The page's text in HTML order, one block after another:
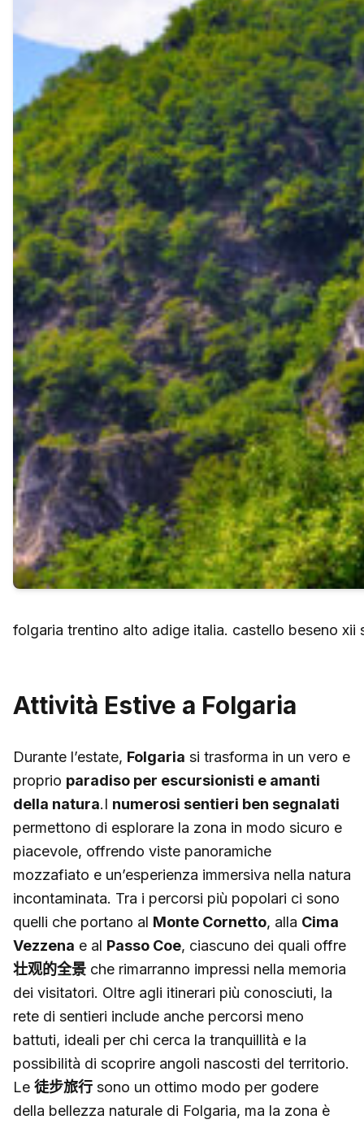
folgaria trentino alto adige italia. castello beseno xii
Attività Estive a Folgaria
Durante l’estate, Folgaria si trasforma in un vero e
proprio paradiso per escursionisti e amanti
della natura.I numerosi sentieri ben segnalati
permettono di esplorare la zona in modo sicuro e
piacevole, offrendo viste panoramiche
mozzafiato e un’esperienza immersiva nella natura
incontaminata. Tra i percorsi più popolari ci sono
quelli che portano al Monte Cornetto, alla Cima
Vezzena e al Passo Coe, ciascuno dei quali offre
壮观的全景 che rimarranno impressi nella memoria
dei visitatori. Oltre agli itinerari più conosciuti, la
rete di sentieri include anche percorsi meno
battuti, ideali per chi cerca la tranquillità e la
possibilità di scoprire angoli nascosti del territorio.
Le 徒步旅行 sono un ottimo modo per godere
della bellezza naturale di Folgaria, ma la zona è